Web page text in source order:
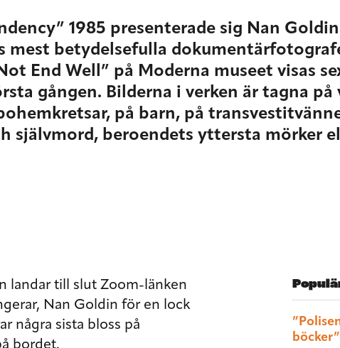
1985 presenterade sig Nan
mest betydelsefulla
End Well” på Moderna museet visas
gången. Bilderna i verken är tagna på
på barn, på
självmord, beroendets yttersta mörker
landar till slut Zoom-länken
Nan Goldin för en lock
några sista bloss på
böcker”